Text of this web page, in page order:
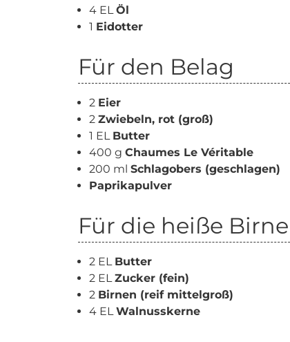
4 ELÖl
1 Eidotter
Für den Belag
2 Eier
2 Zwiebeln, rot (groß)
1 EL Butter
400 g Chaumes Le Véritable
200 ml Schlagobers (geschlagen)
Paprikapulver
Für die heiße Birne
2 EL Butter
2 ELZucker (fein)
2 Birnen (reif mittelgroß)
4 ELWalnusskerne